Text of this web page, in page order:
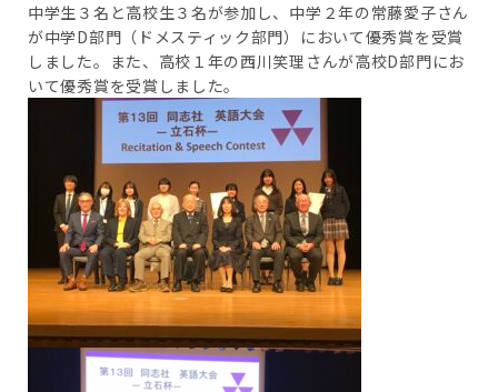
中学生３名と高校生３名が参加し、中学２年の常藤愛子さん
が中学D部門（ドメスティック部門）において優秀賞を受賞
しました。また、高校１年の西川笑理さんが高校D部門にお
いて優秀賞を受賞しました。